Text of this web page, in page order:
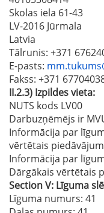
Skolas iela 61-43
LV-2016 Jūrmala
Latvia
Tālrunis: +371
E-pasts:
Fakss: +371
II.2.3) Izpildes vieta:
NUTS kods LV00
Darbuzņēmējs ir
Informācija par
vērtētais
Informācija par
Dārgākais vērtētais
SectionV: Līguma
Līguma numurs: 41